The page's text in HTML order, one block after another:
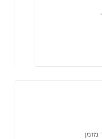
מזמן